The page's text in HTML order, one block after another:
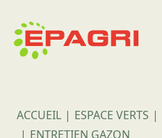
ACCUEIL ESPACE VERTS
ENTRETIEN GAZON